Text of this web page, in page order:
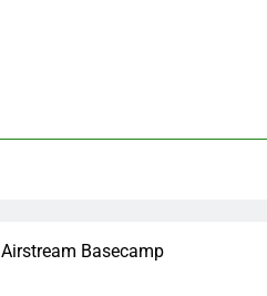
Airstream Basecamp